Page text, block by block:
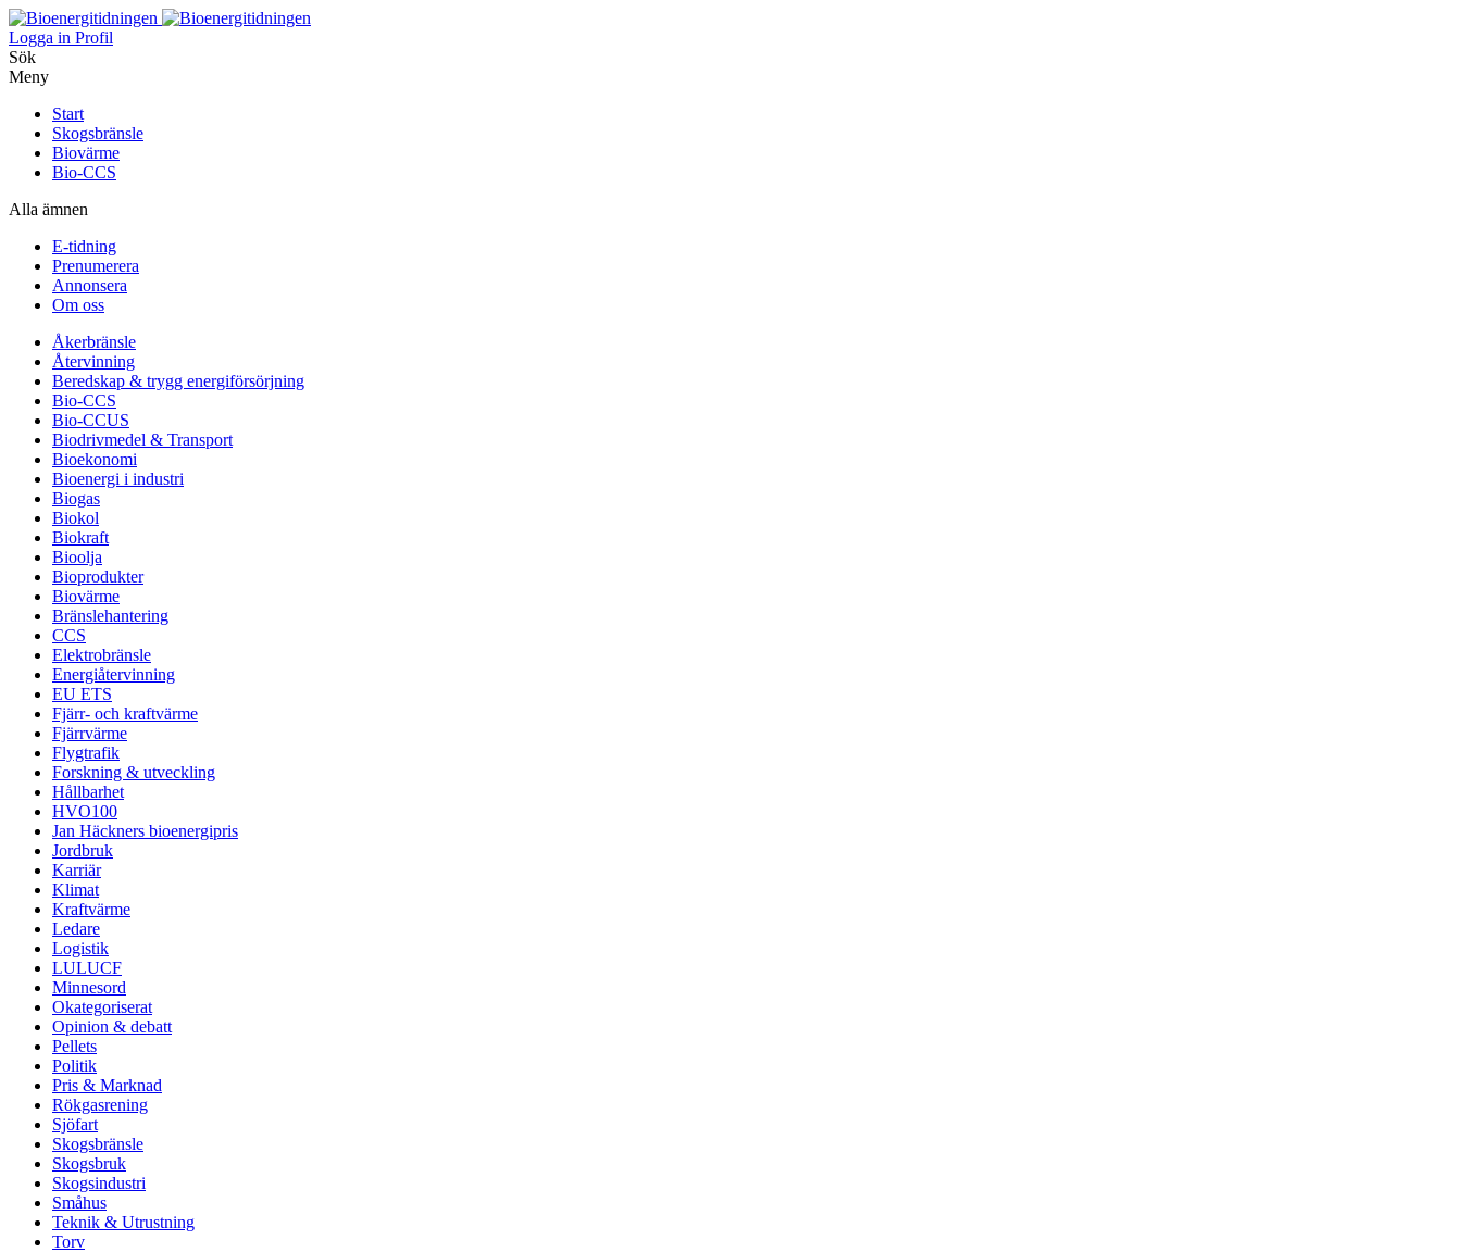
Logga in Profil
Sök
Meny
Start
Skogsbränsle
Biovärme
Bio-CCS
Alla ämnen
E-tidning
Prenumerera
Annonsera
Om oss
Åkerbränsle
Återvinning
Beredskap & trygg energiförsörjning
Bio-CCS
Bio-CCUS
Biodrivmedel & Transport
Bioekonomi
Bioenergi i industri
Biogas
Biokol
Biokraft
Bioolja
Bioprodukter
Biovärme
Bränslehantering
CCS
Elektrobränsle
Energiåtervinning
EU ETS
Fjärr- och kraftvärme
Fjärrvärme
Flygtrafik
Forskning & utveckling
Hållbarhet
HVO100
Jan Häckners bioenergipris
Jordbruk
Karriär
Klimat
Kraftvärme
Ledare
Logistik
LULUCF
Minnesord
Okategoriserat
Opinion & debatt
Pellets
Politik
Pris & Marknad
Rökgasrening
Sjöfart
Skogsbränsle
Skogsbruk
Skogsindustri
Småhus
Teknik & Utrustning
Torv